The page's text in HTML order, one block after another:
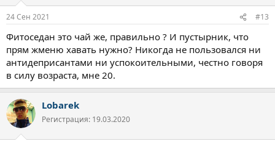
24 Сен 2021 #13
Фитоседан это чай же, правильно ? И пустырник, что
прям жменю хавать нужно? Никогда не пользовался ни
антидеприсантами ни успокоительными, честно говоря
в силу возраста, мне 20.
Lobarek
Регистрация: 19.03.2020